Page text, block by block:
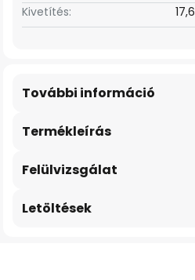
Kivetítés: 17,6
Termékleírás
További információ
Felülvizsgálat
Letöltések